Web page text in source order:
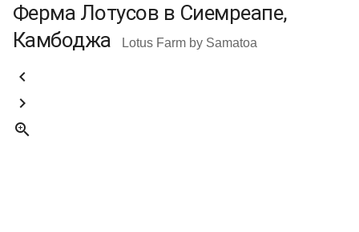
Ферма Лотусов в Сиемреапе,
Камбоджа
Lotus Farm by Samatoa


